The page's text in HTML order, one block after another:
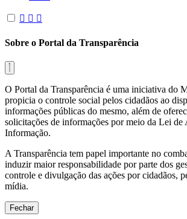
Sobre o Portal da Transparência
O Portal da Transparência é uma iniciativa do
propicia o controle social pelos cidadãos ao
informações públicas do mesmo, além de
solicitações de informações por meio da Lei de
Informação.
A Transparência tem papel importante no
induzir maior responsabilidade por parte dos
controle e divulgação das ações por cidadãos,
mídia.
Fechar